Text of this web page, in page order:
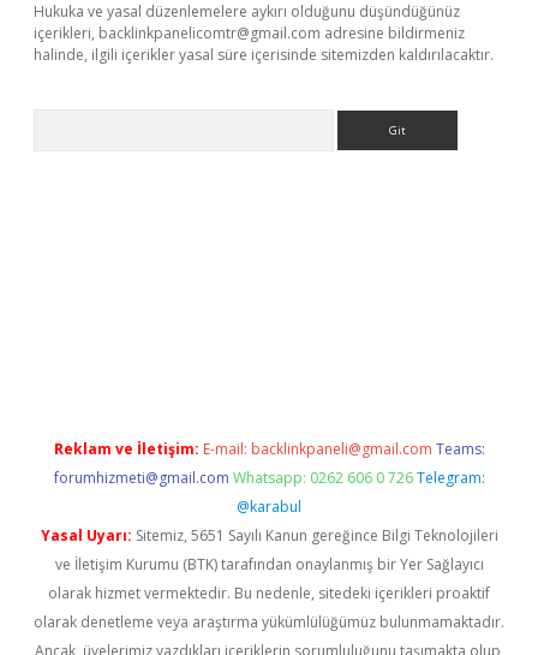
Hukuka ve yasal düzenlemelere aykırı olduğunu düşündüğünüz
içerikleri, backlinkpanelicomtr@gmail.com adresine bildirmeniz
halinde, ilgili içerikler yasal süre içerisinde sitemizden kaldırılacaktır.
Reklam ve İletişim: E-mail: backlinkpaneli@gmail.com Teams:
forumhizmeti@gmail.com Whatsapp: 0262 606 0 726 Telegram:
@karabul
Yasal Uyarı: Sitemiz, 5651 Sayılı Kanun gereğince Bilgi Teknolojileri
ve İletişim Kurumu (BTK) tarafından onaylanmış bir Yer Sağlayıcı
olarak hizmet vermektedir. Bu nedenle, sitedeki içerikleri proaktif
olarak denetleme veya araştırma yükümlülüğümüz bulunmamaktadır.
Ancak, üyelerimiz yazdıkları içeriklerin sorumluluğunu taşımakta olup,